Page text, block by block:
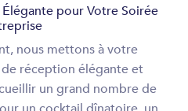
pour Votre Soirée
nous mettons à votre
réception élégante et
un grand nombre de